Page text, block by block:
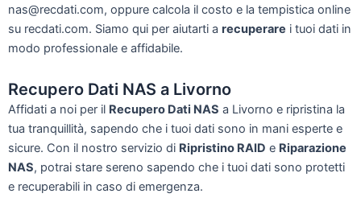
nas@recdati.com, oppure calcola il costo e la tempistica online
su recdati.com. Siamo qui per aiutarti a recuperare i tuoi dati in
modo professionale e affidabile.
Recupero Dati NAS a Livorno
Affidati a noi per il Recupero Dati NAS a Livorno e ripristina la
tua tranquillità, sapendo che i tuoi dati sono in mani esperte e
sicure. Con il nostro servizio di Ripristino RAID e Riparazione
NAS, potrai stare sereno sapendo che i tuoi dati sono protetti
e recuperabili in caso di emergenza.